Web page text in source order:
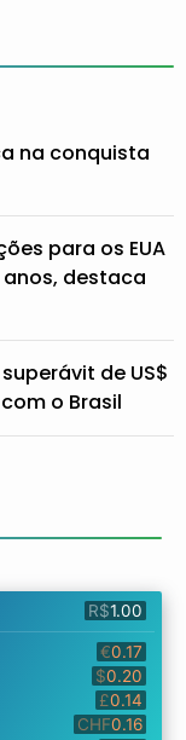
na conquista
para os EUA
destaca
de US$
o Brasil